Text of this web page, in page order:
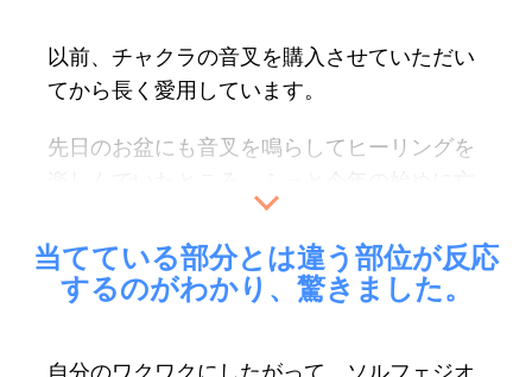
ようになりたいです。
以前、チャクラの音叉を購入させていただい
てから長く愛用しています。
先日のお盆にも音叉を鳴らしてヒーリングを
くなった祖母の香りが漂ってきました。
こんなことは初めてでしたが、あぁ、お盆だ
から帰ってきたんだな、と温かい気持ちにな
当てている部分とは違う部位が反応
するのがわかり、驚きました。